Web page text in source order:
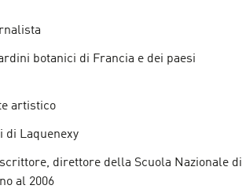
botanici di Francia e dei paesi
artistico
di Laquenexy
direttore della Scuola Nazionale di
al 2006